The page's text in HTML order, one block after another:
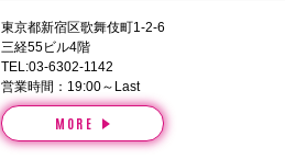
東京都新宿区歌舞伎町1-2-6
三経55ビル4階
TEL:03-6302-1142
営業時間：19:00～Last
MORE